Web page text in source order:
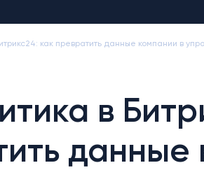
как превратить данные компании в
в
данные